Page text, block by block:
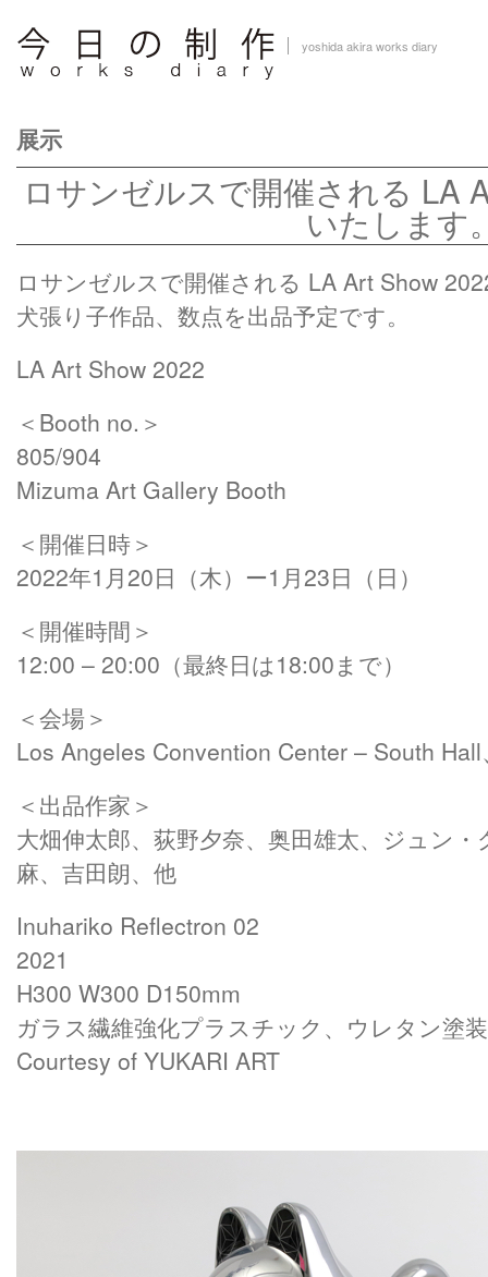
yoshida akira works diary
展示
ロサンゼルスで開催される LA
いたします
ロサンゼルスで開催される LA Art Show
犬張り子作品、数点を出品予定です。
LA Art Show 2022
＜Booth no.＞
805/904
Mizuma Art Gallery Booth
＜開催日時＞
2022年1月20日（木）ー1月23日（日）
＜開催時間＞
12:00 – 20:00（最終日は18:00まで）
＜会場＞
Los Angeles Convention Center – South
＜出品作家＞
大畑伸太郎、荻野夕奈、奥田雄太、ジュン
麻、吉田朗、他
Inuhariko Reflectron 02
2021
H300 W300 D150mm
ガラス繊維強化プラスチック、ウレタン塗装
Courtesy of YUKARI ART